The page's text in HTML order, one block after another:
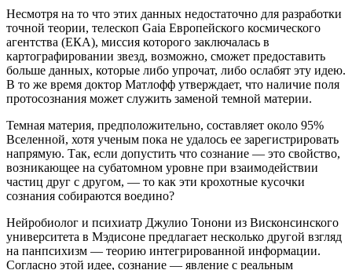
Несмотря на то что этих данных недостаточно для разработки
точной теории, телескоп Gaia Европейского космического
агентства (ЕКА), миссия которого заключалась в
картографировании звезд, возможно, сможет предоставить
больше данных, которые либо упрочат, либо ослабят эту идею.
В то же время доктор Матлофф утверждает, что наличие поля
протосознания может служить заменой темной материи.
Темная материя, предположительно, составляет около 95%
Вселенной, хотя ученым пока не удалось ее зарегистрировать
напрямую. Так, если допустить что сознание — это свойство,
возникающее на субатомном уровне при взаимодействии
частиц друг с другом, — то как эти крохотные кусочки
сознания собираются воедино?
Нейробиолог и психиатр Джулио Тонони из Висконсинского
университета в Мэдисоне предлагает несколько другой взгляд
на панпсихизм — теорию интегрированной информации.
Согласно этой идее, сознание — явление с реальным